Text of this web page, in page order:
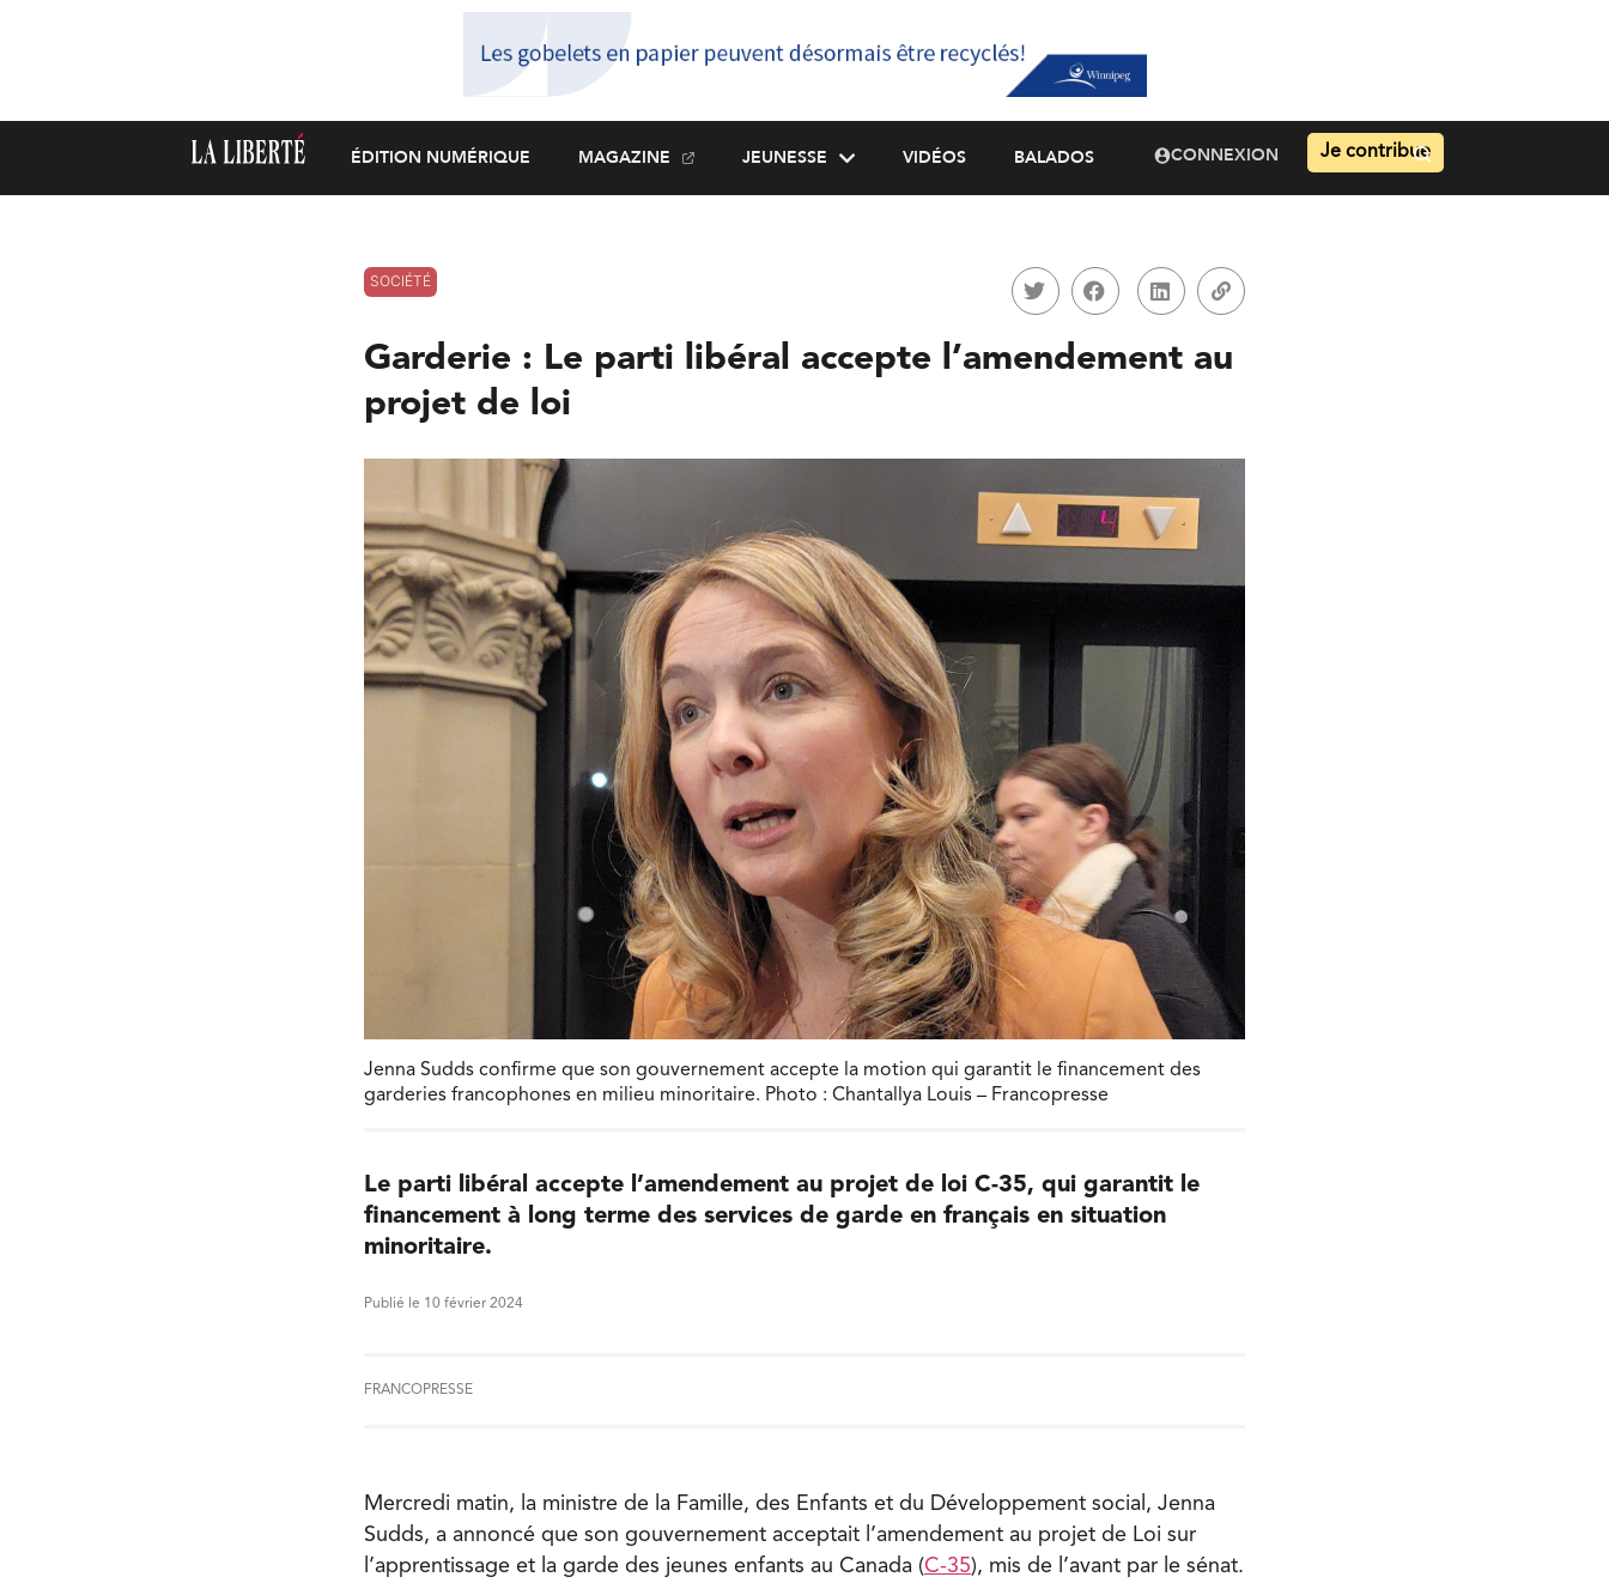
ÉDITION NUMÉRIQUE MAGAZINE JEUNESSE VIDÉOS BALADOS CONNEXION Je contribue
SOCIÉTÉ
Garderie : Le parti libéral accepte l’amendement au
projet de loi
Jenna Sudds confirme que son gouvernement accepte la motion qui garantit le financement des
garderies francophones en milieu minoritaire. Photo : Chantallya Louis – Francopresse
Le parti libéral accepte l’amendement au projet de loi C-35, qui garantit le
financement à long terme des services de garde en français en situation
minoritaire.
Publié le 10 février 2024
FRANCOPRESSE
Mercredi matin, la ministre de la Famille, des Enfants et du Développement social, Jenna
Sudds, a annoncé que son gouvernement acceptait l’amendement au projet de Loi sur
l’apprentissage et la garde des jeunes enfants au Canada (C-35), mis de l’avant par le sénat.